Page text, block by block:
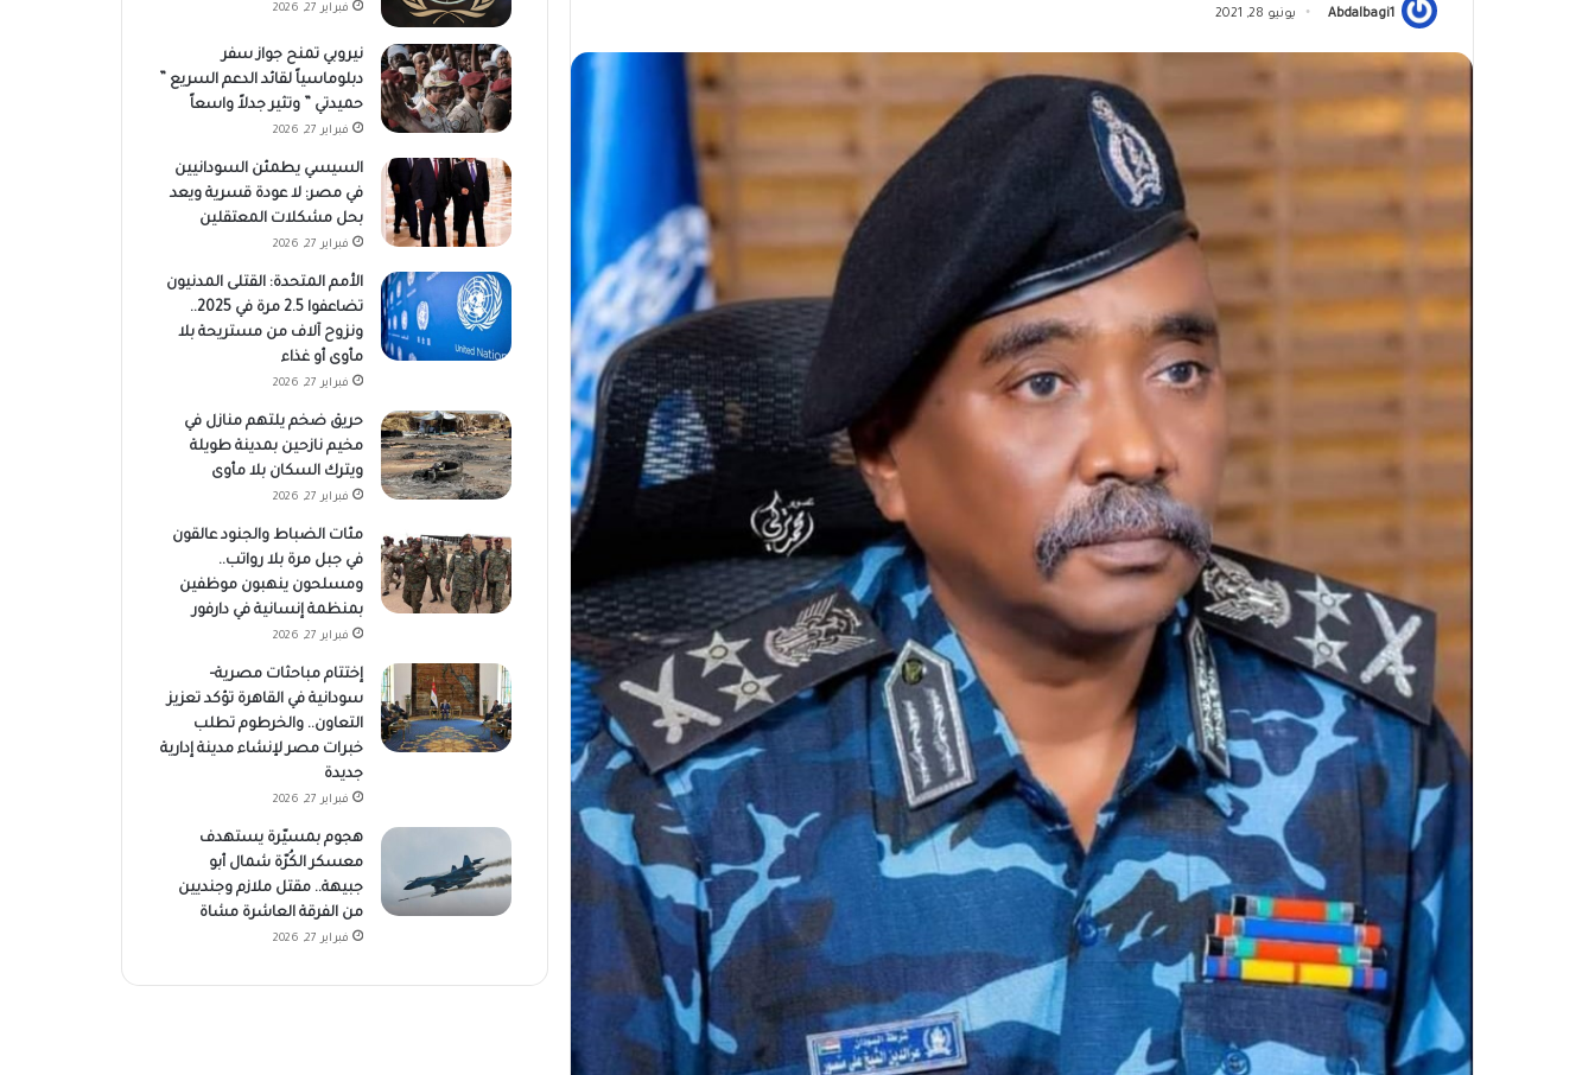
Abdalbagi1 يونيو 28, 2021 فبراير 27, 2026
نيروبي تمنح جواز سفر
دبلوماسياً لقائد الدعم السريع ”
حميدتي ” وتثير جدلاً واسعاً
فبراير 27, 2026
السيسي يطمئن السودانيين
في مصر: لا عودة قسرية ويعد
بحل مشكلات المعتقلين
فبراير 27, 2026
الأمم المتحدة: القتلى المدنيون
تضاعفوا 2.5 مرة في 2025..
ونزوح آلاف من مستريحة بلا
مأوى أو غذاء
فبراير 27, 2026
حريق ضخم يلتهم منازل في
مخيم نازحين بمدينة طويلة
ويترك السكان بلا مأوى
فبراير 27, 2026
مئات الضباط والجنود عالقون
في جبل مرة بلا رواتب..
ومسلحون ينهبون موظفين
بمنظمة إنسانية في دارفور
فبراير 27, 2026
إختتام مباحثات مصرية–
سودانية في القاهرة تؤكد تعزيز
التعاون.. والخرطوم تطلب
خبرات مصر لإنشاء مدينة إدارية
جديدة
فبراير 27, 2026
هجوم بمسيّرة يستهدف
معسكر الكُرّة شمال أبو
جبيهة.. مقتل ملازم وجنديين
من الفرقة العاشرة مشاة
فبراير 27, 2026